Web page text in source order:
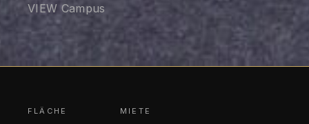
VIEW Campus
FLÄCHE MIETE